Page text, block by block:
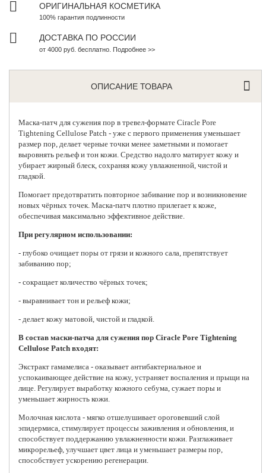
ОРИГИНАЛЬНАЯ КОСМЕТИКА
100% гарантия подлинности
ДОСТАВКА ПО РОССИИ
от 4000 руб. бесплатно. Подробнее >>
ОПИСАНИЕ ТОВАРА
Маска-патч для сужения пор в тревел-формате Ciracle Pore
Tightening Cellulose Patch - уже с первого применения уменьшает
размер пор, делает черные точки менее заметными и помогает
выровнять рельеф и тон кожи. Средство надолго матирует кожу и
убирает жирный блеск, сохраняя кожу увлажненной, чистой и
гладкой.
Помогает предотвратить повторное забивание пор и возникновение
новых чёрных точек. Маска-патч плотно прилегает к коже,
обеспечивая максимально эффективное действие.
При регулярном использовании:
- глубоко очищает поры от грязи и кожного сала, препятствует
забиванию пор;
- сокращает количество чёрных точек;
- выравнивает тон и рельеф кожи;
- делает кожу матовой, чистой и гладкой.
В состав маски-патча для сужения пор Ciracle Pore Tightening
Cellulose Patch входят:
Экстракт гамамелиса - оказывает антибактериальное и
успокаивающее действие на кожу, устраняет воспаления и прыщи на
лице. Регулирует выработку кожного себума, сужает поры и
уменьшает жирность кожи.
Молочная кислота - мягко отшелушивает ороговевший слой
эпидермиса, стимулирует процессы заживления и обновления, и
способствует поддержанию увлажненности кожи. Разглаживает
микрорельеф, улучшает цвет лица и уменьшает размеры пор,
способствует ускорению регенерации.